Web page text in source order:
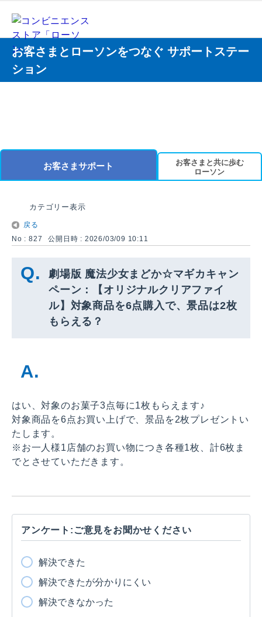
お客さまとローソンをつなぐ サポートステー
ション
お客さまサポート
お客さまと共に歩む
ローソン
カテゴリー表示
戻る
No : 827
公開日時 : 2026/03/09 10:11
劇場版 魔法少女まどか☆マギカキャン
ペーン：【オリジナルクリアファイ
ル】対象商品を6点購入で、景品は2枚
もらえる？
はい、対象のお菓子3点毎に1枚もらえます♪
対象商品を6点お買い上げで、景品を2枚プレゼントい
たします。
※お一人様1店舗のお買い物につき各種1枚、計6枚ま
でとさせていただきます。
アンケート:ご意見をお聞かせください
解決できた
解決できたが分かりにくい
解決できなかった